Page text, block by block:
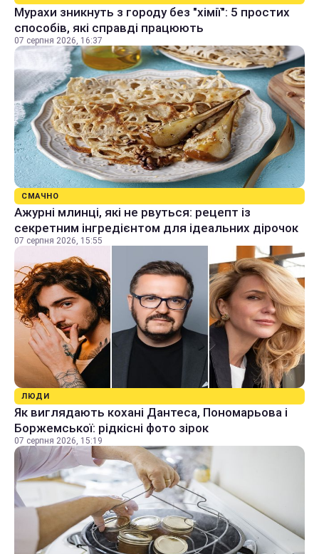
Мурахи зникнуть з городу без "хімії": 5 простих
способів, які справді працюють
07 серпня 2026, 16:37
СМАЧНО
Ажурні млинці, які не рвуться: рецепт із
секретним інгредієнтом для ідеальних дірочок
07 серпня 2026, 15:55
ЛЮДИ
Як виглядають кохані Дантеса, Пономарьова і
Боржемської: рідкісні фото зірок
07 серпня 2026, 15:19